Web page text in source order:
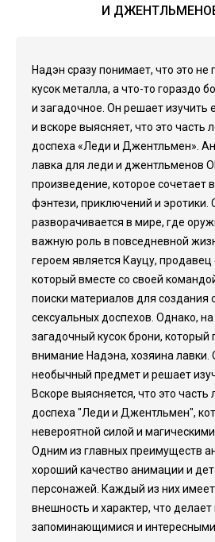
И ДЖЕНТЛЬМЕНОВ
Надэн сразу понимает, что это не
кусок металла, а что-то гораздо
и загадочное. Он решает изучить
и вскоре выясняет, что это часть
доспеха «Леди и Джентльмен».
лавка для леди и джентльменов
произведение, которое сочетает
фэнтези, приключений и
разворачивается в мире, где
важную роль в повседневной
героем является Кауцу,
который вместе со своей
поиски материалов для создания
сексуальных доспехов. Однако, на
загадочный кусок брони, который
внимание Надэна, хозяина лавки.
необычный предмет и решает
Вскоре выясняется, что это часть
доспеха "Леди и Джентльмен",
невероятной силой и
Одним из главных преимуществ
хороший качество анимации и
персонажей. Каждый из них
внешность и характер, что делает
запоминающимися и